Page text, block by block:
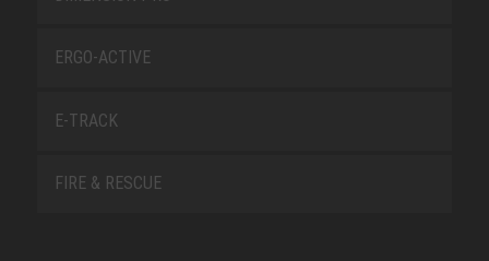
ERGO-ACTIVE
E-TRACK
FIRE & RESCUE